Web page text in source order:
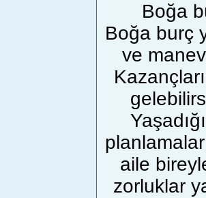
Boğa
Boğa burç
ve
planlamalar
aile
zorluklar